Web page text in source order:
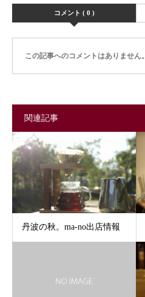
コメント ( 0 )
この記事へのコメントはありません。
関連記事
丹波の秋。ma-no出店情報